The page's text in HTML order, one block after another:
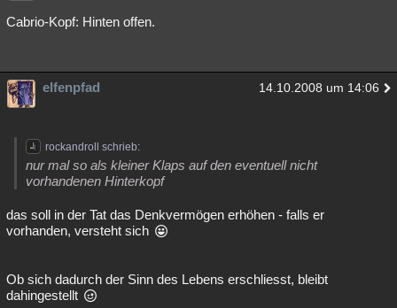
Cabrio-Kopf: Hinten offen.
elfenpfad 14.10.2008 um 14:06
rockandroll schrieb:
nur mal so als kleiner Klaps auf den eventuell nicht
vorhandenen Hinterkopf
das soll in der Tat das Denkvermögen erhöhen - falls er
vorhanden, versteht sich
Ob sich dadurch der Sinn des Lebens erschliesst, bleibt
dahingestellt